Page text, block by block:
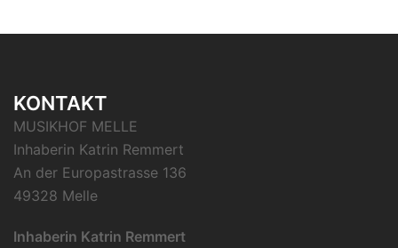
KONTAKT
MUSIKHOF MELLE
Inhaberin Katrin Remmert
An der Europastrasse 136
49328 Melle
Inhaberin Katrin Remmert